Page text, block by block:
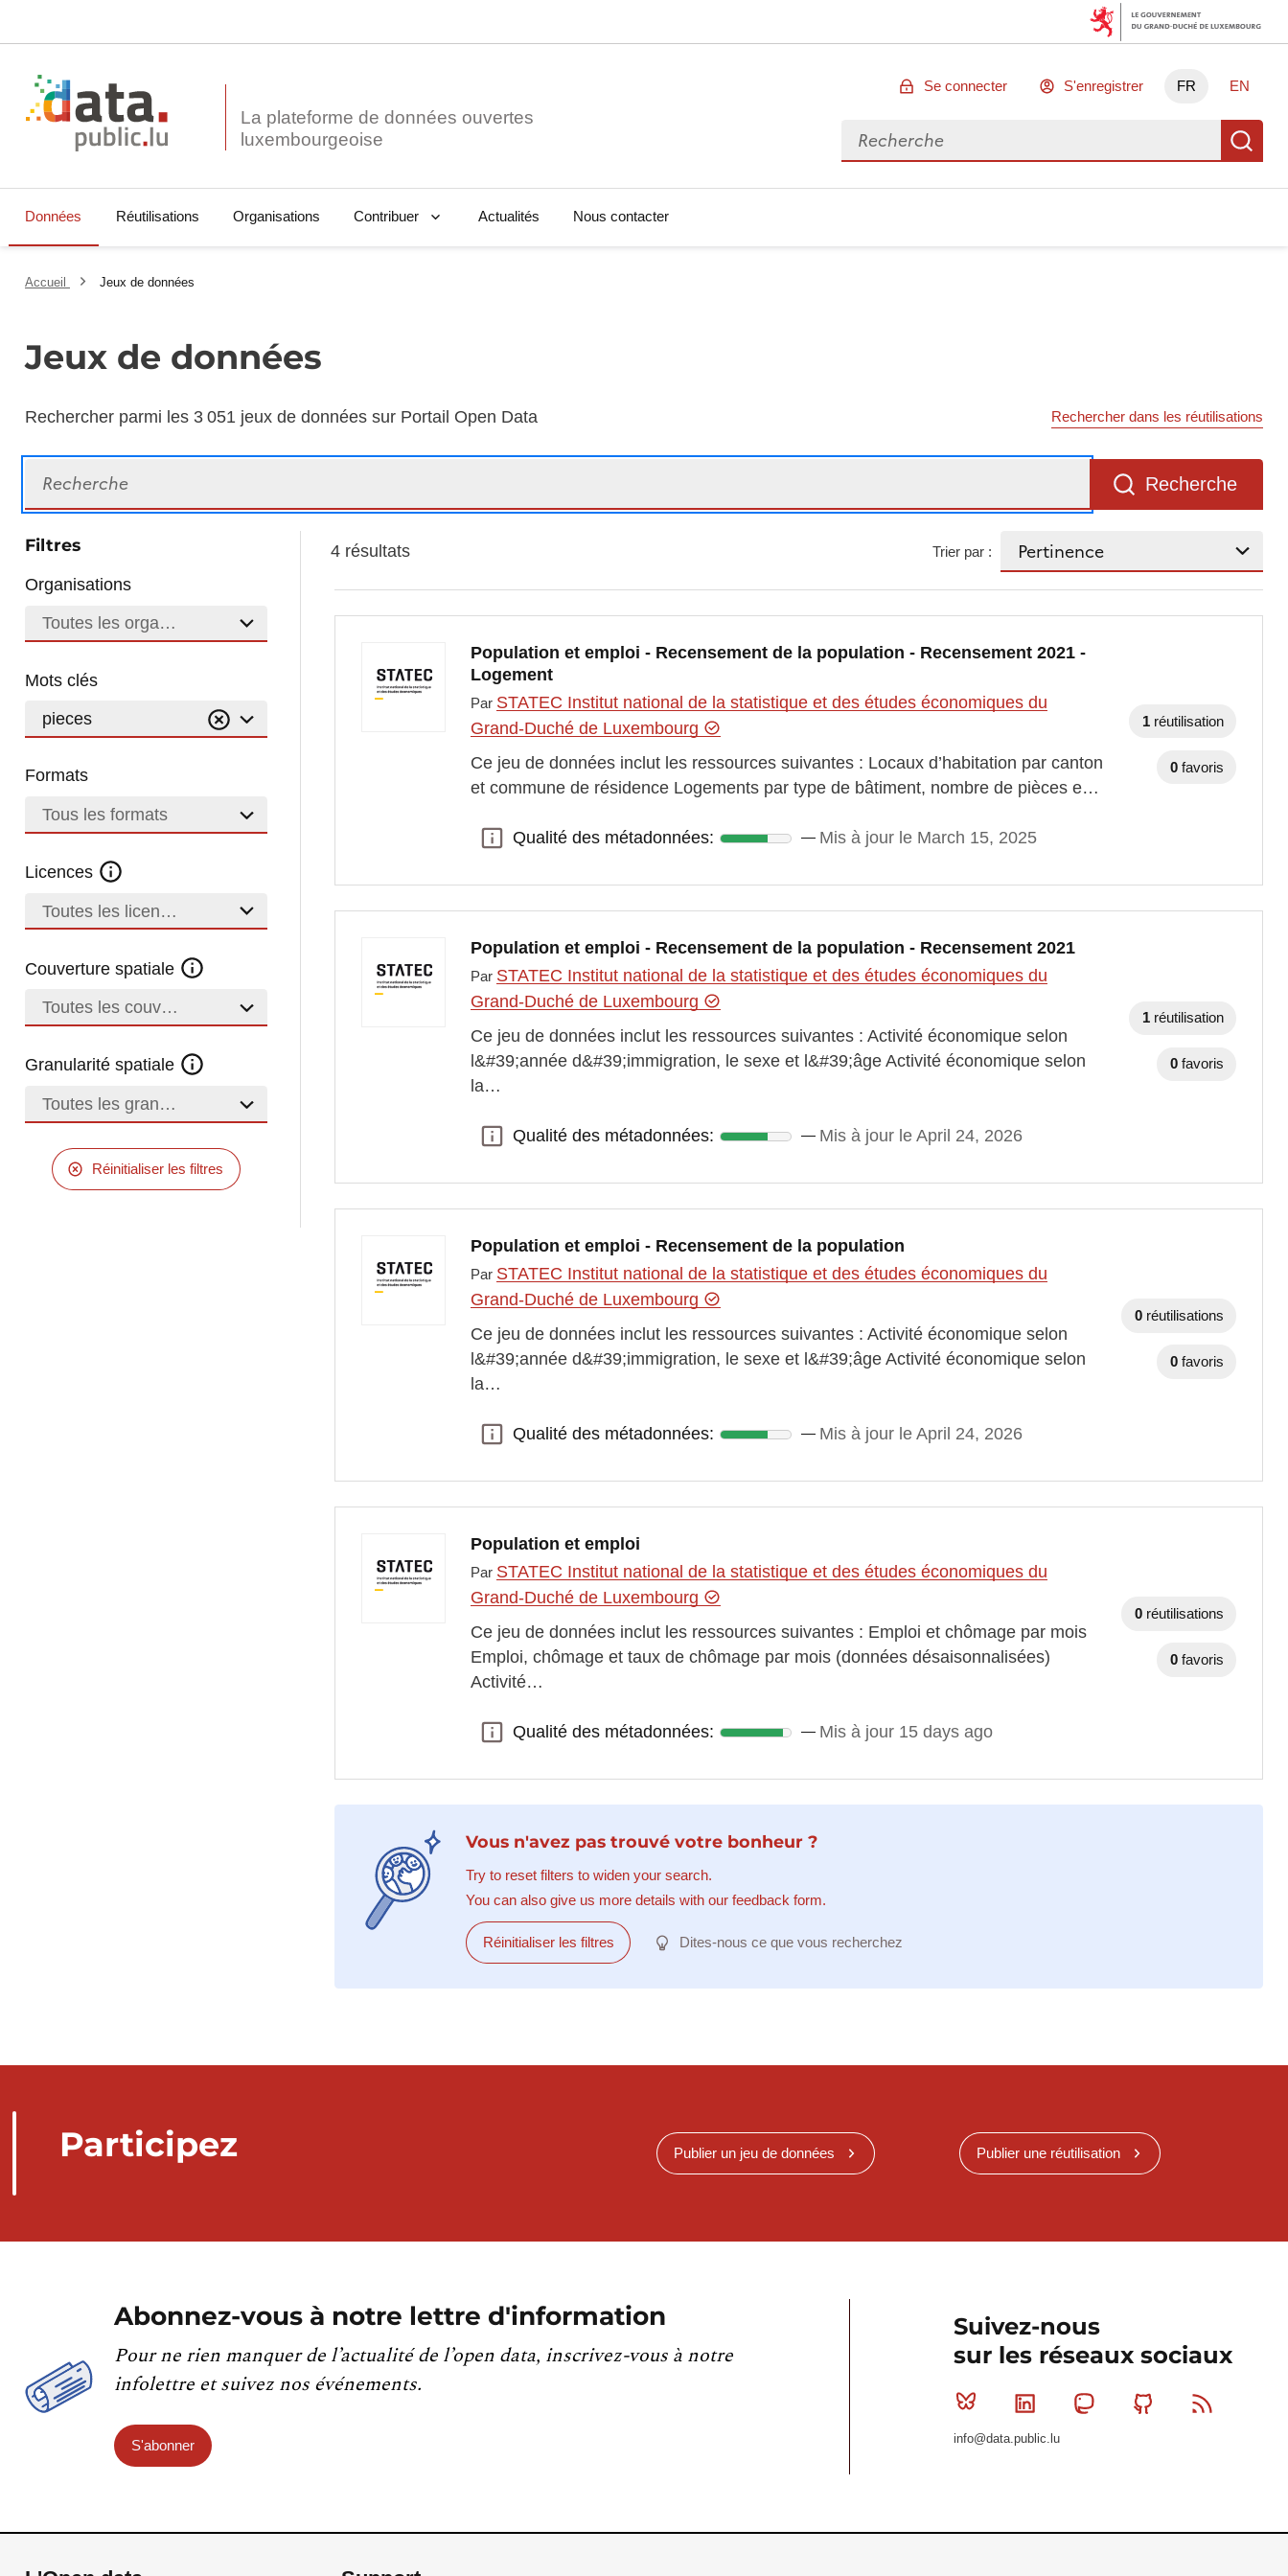
La plateforme de données ouvertes
Se connecter S'enregistrer FR EN
Rechercher des données
Données Réutilisations Organisations Contribuer Actualités Nous contacter
Accueil Jeux de données
Jeux de données
Rechercher parmi les 3 051 jeux de données sur Portail Open Data Rechercher dans les réutilisations
Recherche
Filtres
Organisations
Toutes les organisations
Mots clés
pieces
Formats
Tous les formats
Licences
Toutes les licences
Couverture spatiale
Toutes les couvertures
Granularité spatiale
Toutes les granularités
Réinitialiser les filtres
4 résultats Trier par :
Population et emploi - Recensement de la population - Recensement 2021 -
Logement
Par STATEC Institut national de la statistique et des études économiques du
Grand-Duché de Luxembourg
Ce jeu de données inclut les ressources suivantes : Locaux d’habitation par canton
et commune de résidence Logements par type de bâtiment, nombre de pièces e…
Qualité des métadonnées:
Qualité des métadonnées: Mis à jour le March 15, 2025
1 réutilisation
0 favoris
Population et emploi - Recensement de la population - Recensement 2021
Par STATEC Institut national de la statistique et des études économiques du
Grand-Duché de Luxembourg
Ce jeu de données inclut les ressources suivantes : Activité économique selon
l&#39;année d&#39;immigration, le sexe et l&#39;âge Activité économique selon
la…
Qualité des métadonnées:
Qualité des métadonnées: Mis à jour le April 24, 2026
1 réutilisation
0 favoris
Population et emploi - Recensement de la population
Par STATEC Institut national de la statistique et des études économiques du
Grand-Duché de Luxembourg
Ce jeu de données inclut les ressources suivantes : Activité économique selon
l&#39;année d&#39;immigration, le sexe et l&#39;âge Activité économique selon
la…
Qualité des métadonnées:
Qualité des métadonnées: Mis à jour le April 24, 2026
0 réutilisations
0 favoris
Population et emploi
Par STATEC Institut national de la statistique et des études économiques du
Grand-Duché de Luxembourg
Ce jeu de données inclut les ressources suivantes : Emploi et chômage par mois
Emploi, chômage et taux de chômage par mois (données désaisonnalisées)
Activité…
Qualité des métadonnées:
Qualité des métadonnées: Mis à jour 15 days ago
0 réutilisations
0 favoris
Vous n'avez pas trouvé votre bonheur ?
Try to reset filters to widen your search.
You can also give us more details with our feedback form.
Réinitialiser les filtres Dites-nous ce que vous recherchez
Participez Publier un jeu de données Publier une réutilisation
Abonnez-vous à notre lettre d'information
Pour ne rien manquer de l’actualité de l’open data, inscrivez-vous à notre
infolettre et suivez nos événements.
S'abonner
Suivez-nous
sur les réseaux sociaux
Bluesky Linkedin MastodonGithub
info@data.public.lu